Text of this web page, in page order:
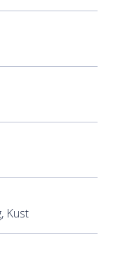
Kust